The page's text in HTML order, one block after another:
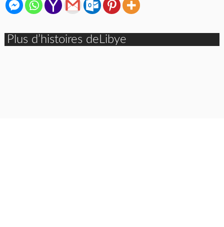
Plus d’histoires deLibye